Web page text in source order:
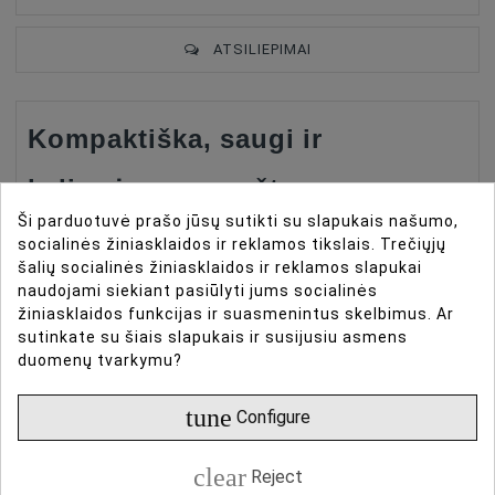
ATSILIEPIMAI
Type Of Product Case
Compatible DJI Osmo Pocket 3
Color Black
Waterproof Ne
Case Options With Filler, Foam
Kompaktiška, saugi ir
kelionėms paruošta apsauga
K&F Concept nešimo krepšys (KF13.200) yra lengvas ir
patvarus saugojimo sprendimas, specialiai sukurtas
DJI Osmo Pocket 3. Nesvarbu, ar keliaujate,
fotografuojate lauke, ar tiesiog laikote savo įrangą
namuose, šis dėklas saugo jūsų kamerą ir priedus
saugiai, tvarkingai ir lengvai nešiojamus.
Pagrindinės savybės
Ši parduotuvė prašo jūsų sutikti su slapukais našumo,
socialinės žiniasklaidos ir reklamos tikslais. Trečiųjų
šalių socialinės žiniasklaidos ir reklamos slapukai
naudojami siekiant pasiūlyti jums socialinės
žiniasklaidos funkcijas ir suasmenintus skelbimus. Ar
sutinkate su šiais slapukais ir susijusiu asmens
duomenų tvarkymu?
tune Configure
clear Reject